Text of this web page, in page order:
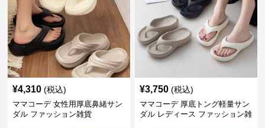
¥4,310 (税込)
ママコーデ 女性用厚底鼻緒サン
ダル ファッション雑貨
¥3,750 (税込)
ママコーデ 厚底トング軽量サン
ダル レディース ファッション雑